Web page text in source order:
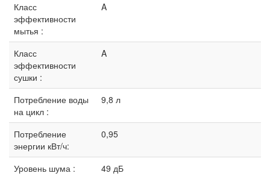
Класс
эффективности
мытья :
A
Класс
эффективности
сушки :
A
Потребление воды
на цикл :
9,8 л
Потребление
энергии кВт/ч:
0,95
Уровень шума :
49 дБ